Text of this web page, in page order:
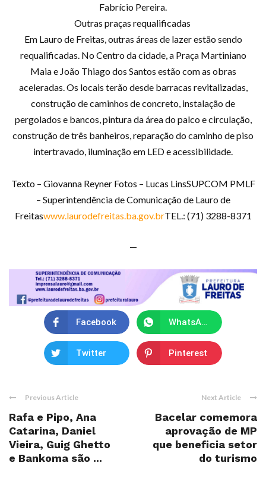
Fabrício Pereira.
Outras praças requalificadas
Em Lauro de Freitas, outras áreas de lazer estão sendo
requalificadas. No Centro da cidade, a Praça Martiniano
Maia e João Thiago dos Santos estão com as obras
aceleradas. Os locais terão desde barracas revitalizadas,
construção de caminhos de concreto, instalação de
pergolados e bancos, pintura da área do palco e circulação,
construção de três banheiros, reparação do caminho de piso
intertravado, iluminação em LED e acessibilidade.
Texto – Giovanna Reyner Fotos – Lucas LinsSUPCOM PMLF
– Superintendência de Comunicação de Lauro de
Freitaswww.laurodefreitas.ba.gov.brTEL.: (71) 3288-8371
—
Facebook WhatsApp
Twitter Pinterest
Previous Article
Rafa e Pipo, Ana
Catarina, Daniel
Vieira, Guig Ghetto
e Bankoma são ...
Next Article
Bacelar comemora
aprovação de MP
que beneficia setor
do turismo